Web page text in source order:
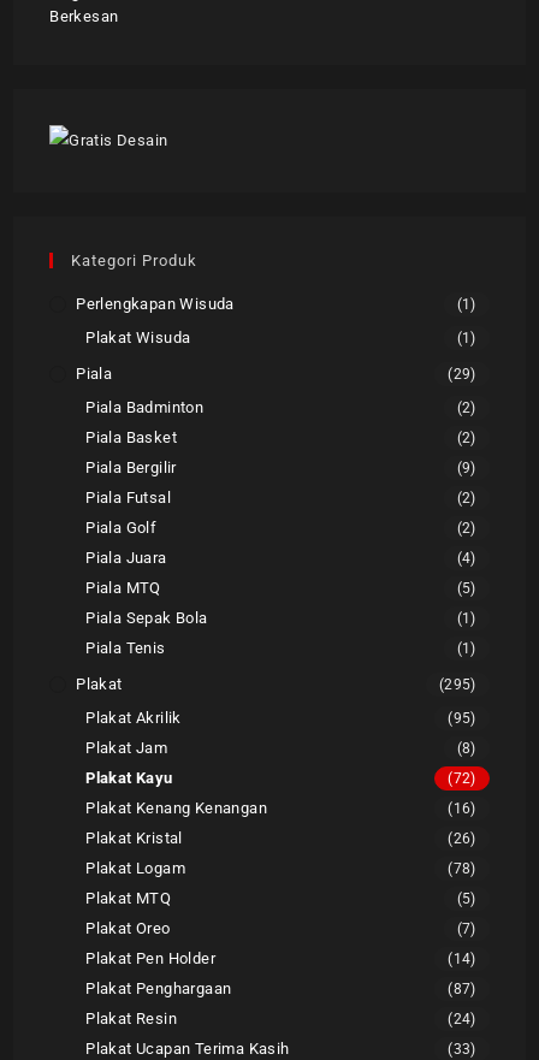
Kategori Produk
Perlengkapan Wisuda (1)
Plakat Wisuda (1)
Piala (29)
Piala Badminton (2)
Piala Basket (2)
Piala Bergilir (9)
Piala Futsal (2)
Piala Golf (2)
Piala Juara (4)
Piala MTQ (5)
Piala Sepak Bola (1)
Piala Tenis (1)
Plakat (295)
Plakat Akrilik (95)
Plakat Jam (8)
Plakat Kayu (72)
Plakat Kenang Kenangan (16)
Plakat Kristal (26)
Plakat Logam (78)
Plakat MTQ (5)
Plakat Oreo (7)
Plakat Pen Holder (14)
Plakat Penghargaan (87)
Plakat Resin (24)
Plakat Ucapan Terima Kasih (33)